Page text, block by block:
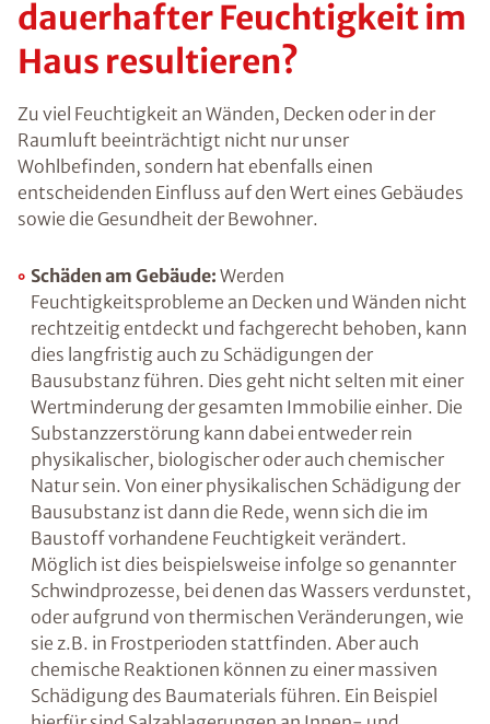
Veröffentlicht am27.04.2026
Welche Folgen können
aus dauerhafter
Feuchtigkeit im Haus
resultieren?
der Raumluft beeinträchtigt nicht nur unser
Wohlbefinden, sondern hat ebenfalls einen
entscheidenden Einfluss auf den Wert eines
Gebäudes sowie die Gesundheit der Bewohner.
Schäden am Gebäude:Werden
Feuchtigkeitsprobleme an Decken und
Wänden nicht rechtzeitig entdeckt und
fachgerecht behoben, kann dies langfristig
auch zu Schädigungen der Bausubstanz
führen. Dies geht nicht selten mit einer
Wertminderung der gesamten Immobilie
einher. Die Substanzzerstörung kann dabei
entweder rein physikalischer, biologischer
oder auch chemischer Natur sein. Von einer
physikalischen Schädigung der Bausubstanz
ist dann die Rede, wenn sich die im Baustoff